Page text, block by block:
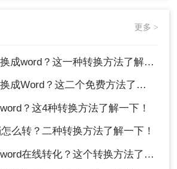
档可能需要手动调整部分格式，
Microsoft Word内置功能
内置了PDF导入功能，可以将
为可编辑的Word文档。
单，无需额外安装软件，适合处
文件。
更多 >
word？这一种转换方法了解一下！
Word？这二个免费方法了解一下~
？这4种转换方法了解一下！
么转？二种转换方法了解一下！
在线转化？这个转换方法了解一下！